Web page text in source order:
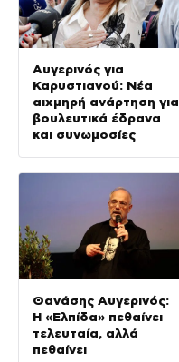
Αυγερινός για
Καρυστιανού: Νέα
αιχμηρή ανάρτηση για
βουλευτικά έδρανα
και συνωμοσίες
Θανάσης Αυγερινός:
Η «Ελπίδα» πεθαίνει
τελευταία, αλλά
πεθαίνει